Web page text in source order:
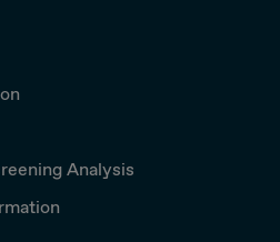
Analysis